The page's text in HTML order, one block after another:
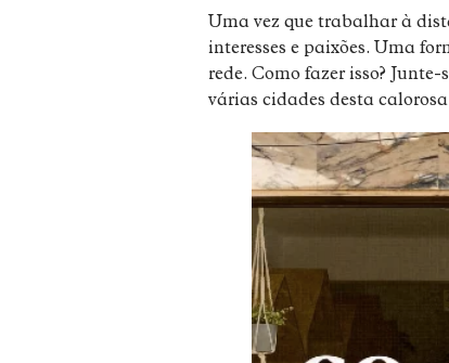
Uma vez que trabalhar à
interesses e paixões. Uma
rede. Como fazer isso?
várias cidades desta